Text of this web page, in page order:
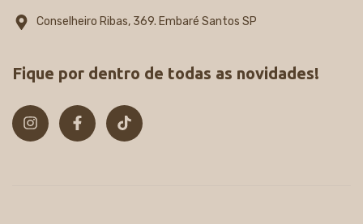
Conselheiro Ribas, 369. Embaré Santos SP
Fique por dentro de todas as novidades!